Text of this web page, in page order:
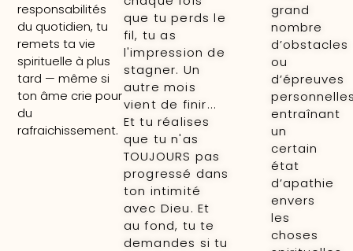
responsabilités
du quotidien, tu
remets ta vie
spirituelle à plus
tard — même si
ton âme crie pour
du
rafraichissement.
que tu perds le
fil, tu as
l'impression de
stagner. Un
autre mois
vient de finir...
Et tu réalises
que tu n'as
TOUJOURS pas
progressé dans
ton intimité
avec Dieu. Et
au fond, tu te
demandes si tu
grand
nombre
d’obstacles
ou
d’épreuves
entraînant
un
certain
état
d’apathie
envers
les
choses